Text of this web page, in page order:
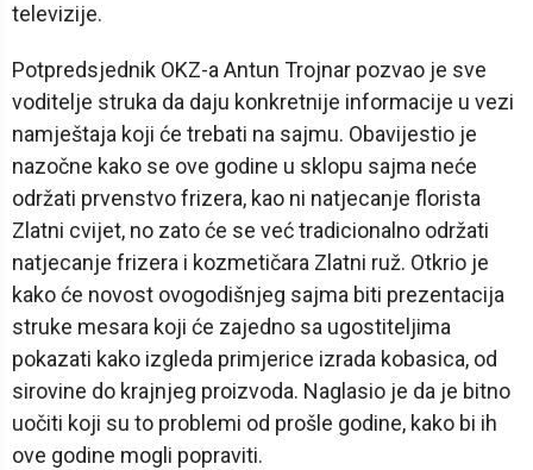
televizije.
Potpredsjednik OKZ-a Antun Trojnar pozvao je sve
voditelje struka da daju konkretnije informacije u vezi
namještaja koji će trebati na sajmu. Obavijestio je
nazočne kako se ove godine u sklopu sajma neće
održati prvenstvo frizera, kao ni natjecanje florista
Zlatni cvijet, no zato će se već tradicionalno održati
natjecanje frizera i kozmetičara Zlatni ruž. Otkrio je
kako će novost ovogodišnjeg sajma biti prezentacija
struke mesara koji će zajedno sa ugostiteljima
pokazati kako izgleda primjerice izrada kobasica, od
sirovine do krajnjeg proizvoda. Naglasio je da je bitno
uočiti koji su to problemi od prošle godine, kako bi ih
ove godine mogli popraviti.